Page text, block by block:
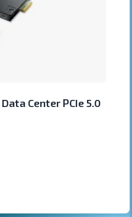
Center PCIe 5.0